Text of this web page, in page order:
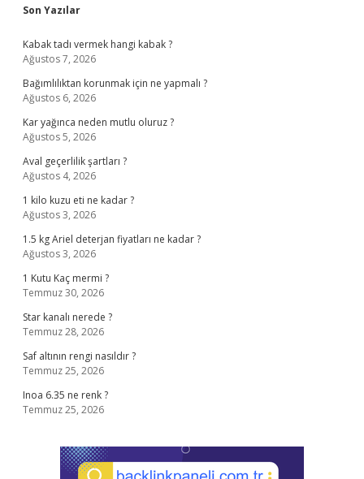
Sidebar
Son Yazılar
Kabak tadı vermek hangi kabak ?
Ağustos 7, 2026
Bağımlılıktan korunmak için ne yapmalı ?
Ağustos 6, 2026
Kar yağınca neden mutlu oluruz ?
Ağustos 5, 2026
Aval geçerlilik şartları ?
Ağustos 4, 2026
1 kilo kuzu eti ne kadar ?
Ağustos 3, 2026
1.5 kg Ariel deterjan fiyatları ne kadar ?
Ağustos 3, 2026
1 Kutu Kaç mermi ?
Temmuz 30, 2026
Star kanalı nerede ?
Temmuz 28, 2026
Saf altının rengi nasıldır ?
Temmuz 25, 2026
Inoa 6.35 ne renk ?
Temmuz 25, 2026